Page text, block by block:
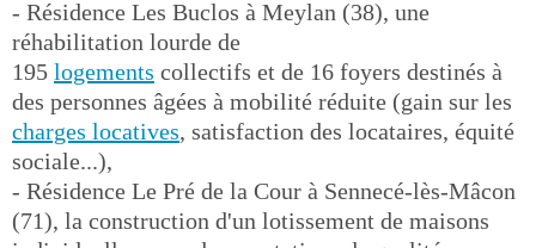
- Résidence Les Buclos à Meylan (38), une
réhabilitation lourde de
195 logements collectifs et de 16 foyers destinés à
des personnes âgées à mobilité réduite (gain sur les
charges locatives, satisfaction des locataires, équité
sociale...),
- Résidence Le Pré de la Cour à Sennecé-lès-Mâcon
(71), la construction d'un lotissement de maisons